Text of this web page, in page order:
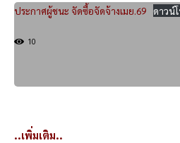
ประกาศผู้ชนะ จัดซื้อจัดจ้างเมย.69 ดาวน์
10
..เพิ่มเติม..